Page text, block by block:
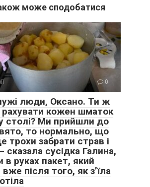
може сподобатися
0
люди, Оксано. Ти ж
кожен шматок
столі? Ми прийшли до
то нормально, що
трохи забрати страв і
сусідка Галина,
руках пакет, який
після того, як з’їла